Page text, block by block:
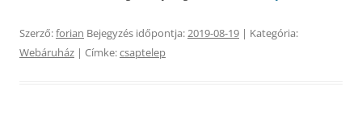
Szerző:forian Bejegyzés időpontja:2019-08-19 | Kategória:
Webáruház | Címke:csaptelep